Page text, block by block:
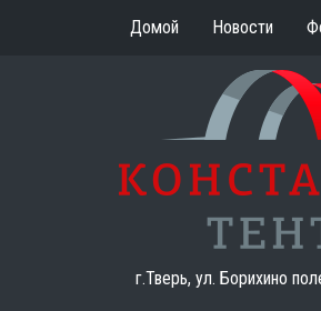
Домой Новости
г.Тверь, ул. Борихино